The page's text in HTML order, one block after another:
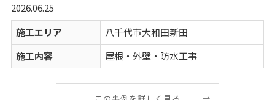
2026.06.25
施工エリア
八千代市大和田新田
施工内容
屋根・外壁・防水工事